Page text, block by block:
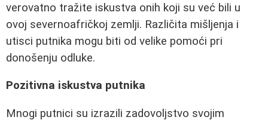
verovatno tražite iskustva onih koji su već bili u
ovoj severnoafričkoj zemlji. Različita mišljenja i
utisci putnika mogu biti od velike pomoći pri
donošenju odluke.
Pozitivna iskustva putnika
Mnogi putnici su izrazili zadovoljstvo svojim